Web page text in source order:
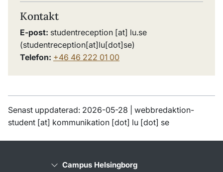
Kontakt
E-post: studentreception [at] lu.se
(studentreception[at]lu[dot]se)
Telefon: +46 46 222 01 00
Senast uppdaterad: 2026-05-28 | webbredaktion-
student [at] kommunikation [dot] lu [dot] se
Campus Helsingborg